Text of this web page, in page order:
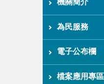
機關簡介
為民服務
電子公布欄
檔案應用專區